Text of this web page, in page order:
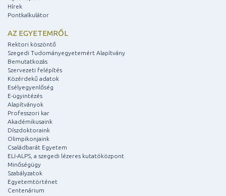
Hírek
Pontkalkulátor
AZ EGYETEMRŐL
Rektori köszöntő
Szegedi Tudományegyetemért Alapítvány
Bemutatkozás
Szervezeti felépítés
Közérdekű adatok
Esélyegyenlőség
E-ügyintézés
Alapítványok
Professzori kar
Akadémikusaink
Díszdoktoraink
Olimpikonjaink
Családbarát Egyetem
ELI-ALPS, a szegedi lézeres kutatóközpont
Minőségügy
Szabályzatok
Egyetemtörténet
Centenárium